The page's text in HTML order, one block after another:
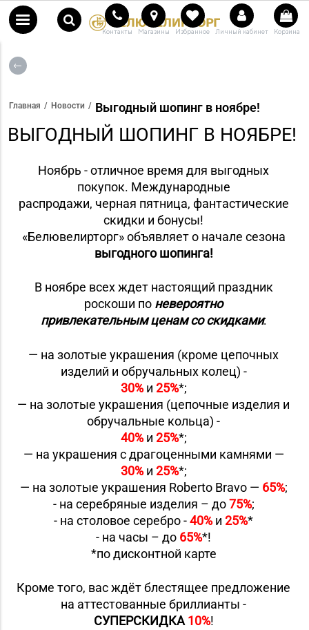
Контакты Магазины Избранное Личный кабинет Корзина
Главная Новости Выгодный шопинг в ноябре!
ВЫГОДНЫЙ ШОПИНГ В НОЯБРЕ!
Ноябрь - отличное время для выгодных
покупок. Международные
распродажи, черная пятница, фантастические
скидки и бонусы!
«Белювелирторг» объявляет о начале сезона
выгодного шопинга!
В ноябре всех ждет настоящий праздник
роскоши по невероятно
привлекательным ценам со скидками:
— на золотые украшения (кроме цепочных
изделий и обручальных колец) -
30%и 25%*;
— на золотые украшения (цепочные изделия и
обручальные кольца) -
40%и 25%*;
— на украшения с драгоценными камнями —
30%и 25%*;
— на золотые украшения Roberto Bravo — 65%;
- на серебряные изделия – до75%;
- на столовое серебро -40%и25%*
- на часы – до 65%*!
*по дисконтной карте
Кроме того, вас ждёт блестящее предложение
на аттестованные бриллианты -
СУПЕРСКИДКА10%!